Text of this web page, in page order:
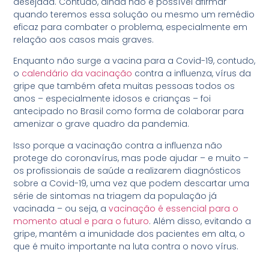
quando teremos essa solução ou mesmo um remédio
eficaz para combater o problema, especialmente em
relação aos casos mais graves.
Enquanto não surge a vacina para a Covid-19, contudo,
o calendário da vacinação contra a influenza, vírus da
gripe que também afeta muitas pessoas todos os
anos – especialmente idosos e crianças – foi
antecipado no Brasil como forma de colaborar para
amenizar o grave quadro da pandemia.
Isso porque a vacinação contra a influenza não
protege do coronavírus, mas pode ajudar – e muito –
os profissionais de saúde a realizarem diagnósticos
sobre a Covid-19, uma vez que podem descartar uma
série de sintomas na triagem da população já
vacinada – ou seja, avacinação é essencial para o
momento atual e para o futuro. Além disso, evitando a
gripe, mantém a imunidade dos pacientes em alta, o
que é muito importante na luta contra o novo vírus.